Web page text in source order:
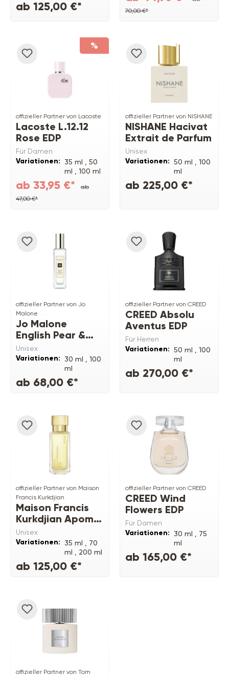
ab 125,00 €*
70,00 €*
%
offizieller Partner von Lacoste
Lacoste L.12.12
Rose EDP
Für Damen
Variationen: 35 ml , 50
ml , 100 ml
ab 33,95 €*
ab
47,00 €*
offizieller Partner von NISHANE
NISHANE Hacivat
Extrait de Parfum
Unisex
Variationen: 50 ml , 100
ml
ab 225,00 €*
offizieller Partner von Jo
Malone
Jo Malone
English Pear &
Freesia Cologne
Unisex
Variationen: 30 ml , 100
ml
ab 68,00 €*
offizieller Partner von CREED
CREED Absolu
Aventus EDP
Für Herren
Variationen: 50 ml , 100
ml
ab 270,00 €*
offizieller Partner von Maison
Francis Kurkdjian
Maison Francis
Kurkdjian Apom
Eau de Parfum
Unisex
Variationen: 35 ml , 70
ml , 200 ml
ab 125,00 €*
offizieller Partner von CREED
CREED Wind
Flowers EDP
Für Damen
Variationen: 30 ml , 75
ml
ab 165,00 €*
offizieller Partner von Tom